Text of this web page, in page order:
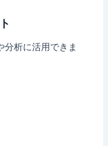
分析に活用できま